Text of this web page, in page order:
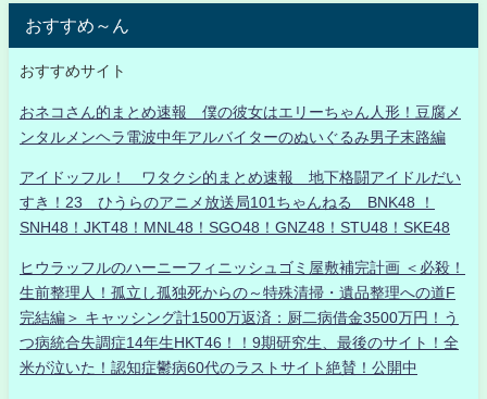
おすすめ～ん
おすすめサイト
おネコさん的まとめ速報 僕の彼女はエリーちゃん人形！豆腐メ
ンタルメンヘラ電波中年アルバイターのぬいぐるみ男子末路編
アイドッフル！ ワタクシ的まとめ速報 地下格闘アイドルだい
すき！23 ひうらのアニメ放送局101ちゃんねる BNK48 ！
SNH48！JKT48！MNL48！SGO48！GNZ48！STU48！SKE48
ヒウラッフルのハーニーフィニッシュゴミ屋敷補完計画 ＜必殺！
生前整理人！孤立し孤独死からの～特殊清掃・遺品整理への道F
完結編＞ キャッシング計1500万返済：厨二病借金3500万円！う
つ病統合失調症14年生HKT46！！9期研究生、最後のサイト！全
米が泣いた！認知症鬱病60代のラストサイト絶賛！公開中